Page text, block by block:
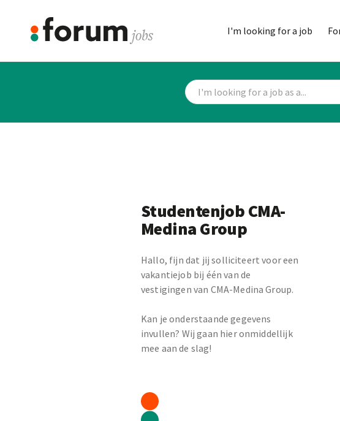
I'm looking for a job
Studentenjob CMA-
Medina Group
Hallo, fijn dat jij solliciteert voor een
vakantiejob bij één van de
vestigingen van CMA-Medina Group.
Kan je onderstaande gegevens
invullen? Wij gaan hier onmiddellijk
mee aan de slag!